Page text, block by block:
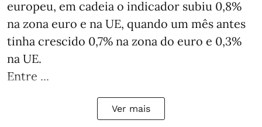
europeu, em cadeia o indicador subiu 0,8%
na zona euro e na UE, quando um mês antes
tinha crescido 0,7% na zona do euro e 0,3%
na UE.
Entre ...
Ver mais